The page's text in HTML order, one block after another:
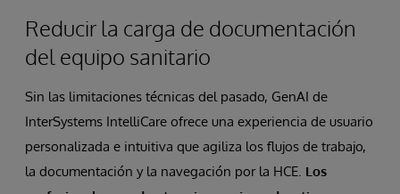
Reducir la carga de documentación
del equipo sanitario
Sin las limitaciones técnicas del pasado, GenAI de
InterSystems IntelliCare ofrece una experiencia de usuario
personalizada e intuitiva que agiliza los flujos de trabajo,
la documentación y la navegación por la HCE. Los